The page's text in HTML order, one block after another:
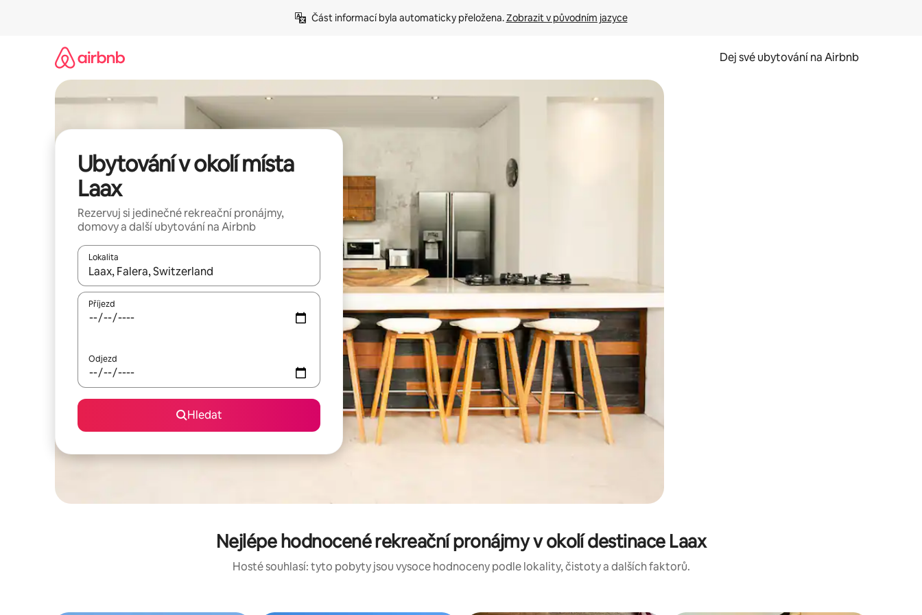
Část informací byla automaticky přeložena. Zobrazit v původním jazyce
Dej své ubytování na Airbnb
Ubytování v okolí místa
Laax
Rezervuj si jedinečné rekreační pronájmy,
domovy a další ubytování na Airbnb
Lokalita
Až budou výsledky k dispozici, můžeš si je procházet pomocí šipek nahoru a dolů, dotykem nebo přejetím prstem.
Příjezd
Odjezd
Hledat
Nejlépe hodnocené rekreační pronájmy v okolí destinace Laax
Hosté souhlasí: tyto pobyty jsou vysoce hodnoceny podle lokality, čistoty a dalších faktorů.